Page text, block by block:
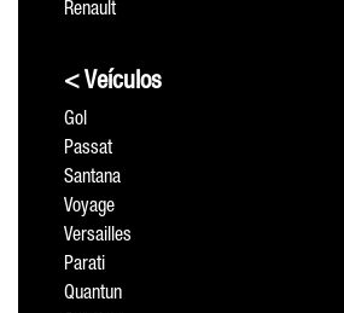
Renault
< Veículos
Gol
Passat
Santana
Voyage
Versailles
Parati
Quantun